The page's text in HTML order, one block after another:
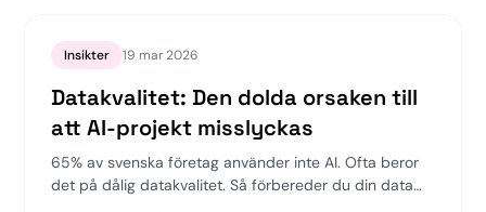
Insikter 19 mar 2026
Datakvalitet: Den dolda orsaken till
att AI-projekt misslyckas
65% av svenska företag använder inte AI. Ofta beror
det på dålig datakvalitet. Så förbereder du din data